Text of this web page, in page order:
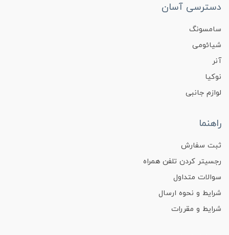
دسترسی آسان
سامسونگ
شیائومی
آنر
نوکیا
لوازم جانبی
راهنما
ثبت سفارش
رجسیتر کردن تلفن همراه
سوالات متداول
شرایط و نحوه ارسال
شرایط و مقررات